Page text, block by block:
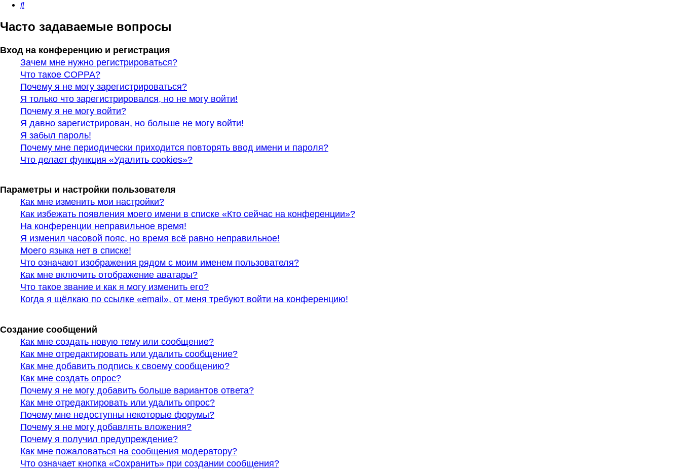
Поиск
Часто задаваемые вопросы
Вход на конференцию и регистрация
Зачем мне нужно регистрироваться?
Что такое COPPA?
Почему я не могу зарегистрироваться?
Я только что зарегистрировался, но не могу войти!
Почему я не могу войти?
Я давно зарегистрирован, но больше не могу войти!
Я забыл пароль!
Почему мне периодически приходится повторять ввод имени и пароля?
Что делает функция «Удалить cookies»?
Параметры и настройки пользователя
Как мне изменить мои настройки?
Как избежать появления моего имени в списке «Кто сейчас на конференции»?
На конференции неправильное время!
Я изменил часовой пояс, но время всё равно неправильное!
Моего языка нет в списке!
Что означают изображения рядом с моим именем пользователя?
Как мне включить отображение аватары?
Что такое звание и как я могу изменить его?
Когда я щёлкаю по ссылке «email», от меня требуют войти на конференцию!
Создание сообщений
Как мне создать новую тему или сообщение?
Как мне отредактировать или удалить сообщение?
Как мне добавить подпись к своему сообщению?
Как мне создать опрос?
Почему я не могу добавить больше вариантов ответа?
Как мне отредактировать или удалить опрос?
Почему мне недоступны некоторые форумы?
Почему я не могу добавлять вложения?
Почему я получил предупреждение?
Как мне пожаловаться на сообщения модератору?
Что означает кнопка «Сохранить» при создании сообщения?